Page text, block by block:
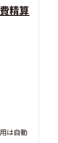
精算
は自動